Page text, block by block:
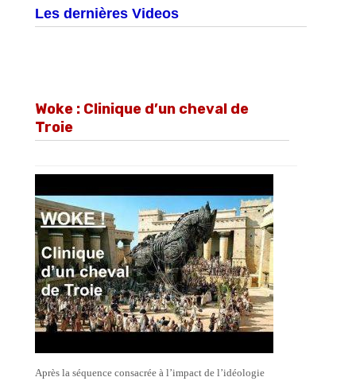
Les dernières Videos
Woke : Clinique d’un cheval de
Troie
Après la séquence consacrée à l’impact de l’idéologie